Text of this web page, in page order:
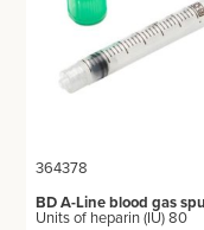
364378
BD A-Line blood gas
Units of heparin (IU) 80